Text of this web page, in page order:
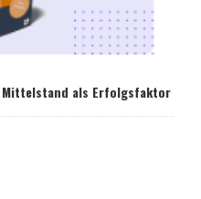
Mittelstand als Erfolgsfaktor